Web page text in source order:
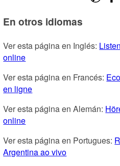
En otros idiomas
Ver esta página en Inglés:
online
Ver esta página en Francés:
en ligne
Ver esta página en Alemán:
online
Ver esta página en Portugues:
Argentina ao vivo